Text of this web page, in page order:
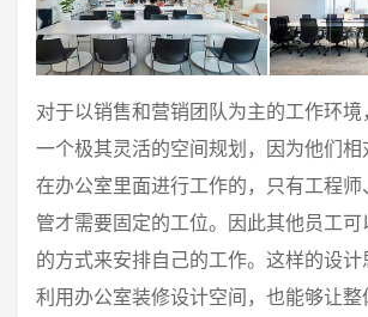
对于以销售和营销团队为主的工作环
一个极其灵活的空间规划，因为他们
在办公室里面进行工作的，只有工程师
管才需要固定的工位。因此其他员工
的方式来安排自己的工作。这样的设
利用办公室装修设计空间，也能够让